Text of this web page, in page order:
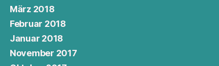
März 2018
Februar 2018
Januar 2018
November 2017